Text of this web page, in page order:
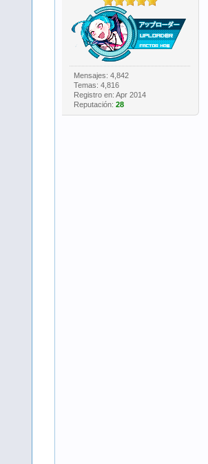
Mensajes: 4,842
Temas: 4,816
Registro en: Apr 2014
Reputación:28